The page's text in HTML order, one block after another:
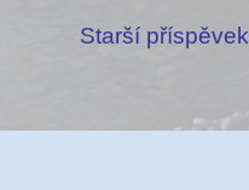
Starší příspěvek